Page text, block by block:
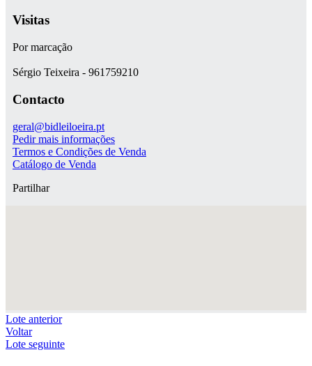
Visitas
Por marcação
Sérgio Teixeira - 961759210
Contacto
geral@bidleiloeira.pt
Pedir mais informações
Termos e Condições de Venda
Catálogo de Venda
Partilhar
Lote anterior
Voltar
Lote seguinte